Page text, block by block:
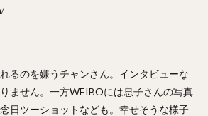
るのを嫌うチャンさん。インタビューな
ません。一方WEIBOには息子さんの写真
日ツーショットなども。幸せそうな様子